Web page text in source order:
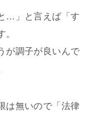
…」と言えば「す
が調子が良いんで
は無いので「法律